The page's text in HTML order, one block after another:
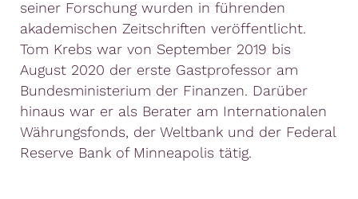
seiner Forschung wurden in führenden
akademischen Zeitschriften veröffentlicht.
Tom Krebs war von September 2019 bis
August 2020 der erste Gastprofessor am
Bundesministerium der Finanzen. Darüber
hinaus war er als Berater am Internationalen
Währungsfonds, der Weltbank und der Federal
Reserve Bank of Minneapolis tätig.